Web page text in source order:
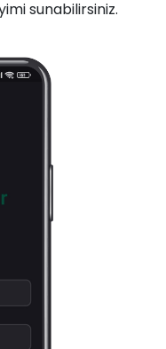
sunabilirsiniz.